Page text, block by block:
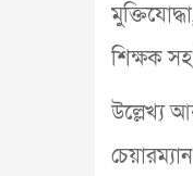
শিক্ষক সহ
উল্লেখ্য